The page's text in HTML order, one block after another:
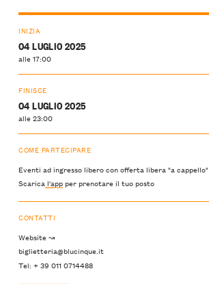
INIZIA
04 LUGLIO 2025
alle 17:00
FINISCE
04 LUGLIO 2025
alle 23:00
COME PARTECIPARE
Eventi ad ingresso libero con offerta libera "a cappello"
Scarical'appper prenotare il tuo posto
CONTATTI
Website ↝
biglietteria@blucinque.it
Tel: + 39 011 0714488